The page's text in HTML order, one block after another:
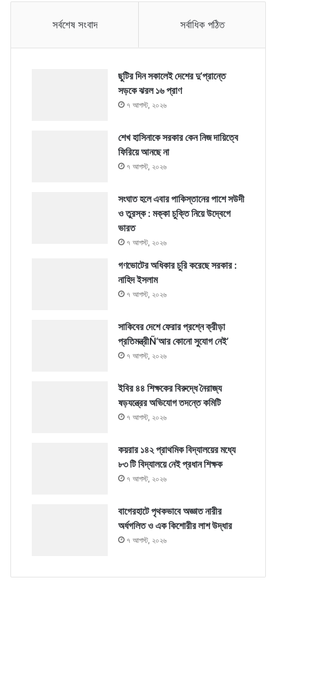
সর্বশেষ সংবাদ সর্বাধিক পঠিত
ছুটির দিন সকালেই দেশের দু’প্রান্তে
সড়কে ঝরল ১৬ প্রাণ
৭ আগস্ট, ২০২৬
শেখ হাসিনাকে সরকার কেন নিজ দায়িত্বে
ফিরিয়ে আনছে না
৭ আগস্ট, ২০২৬
সংঘাত হলে এবার পাকিস্তানের পাশে সউদী
ও তুরস্ক : মক্কা চুক্তি নিয়ে উদ্বেগে
ভারত
৭ আগস্ট, ২০২৬
গণভোটের অধিকার চুরি করেছে সরকার :
নাহিদ ইসলাম
৭ আগস্ট, ২০২৬
সাকিবের দেশে ফেরার প্রশ্নে ক্রীড়া
প্রতিমন্ত্রীÑ‘আর কোনো সুযোগ নেই’
৭ আগস্ট, ২০২৬
ইবির ৪৪ শিক্ষকের বিরুদ্ধে নৈরাজ্য
ষড়যন্ত্রের অভিযোগ তদন্তে কমিটি
৭ আগস্ট, ২০২৬
কয়রার ১৪২ প্রাথমিক বিদ্যালয়ের মধ্যে
৮৩ টি বিদ্যালয়ে নেই প্রধান শিক্ষক
৭ আগস্ট, ২০২৬
বাগেরহাটে পৃথকভাবে অজ্ঞাত নারীর
অর্ধগলিত ও এক কিশোরীর লাশ উদ্ধার
৭ আগস্ট, ২০২৬